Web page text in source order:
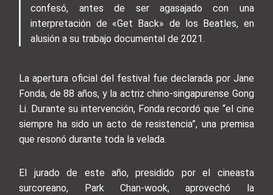
confesó, antes de ser agasajado con una
interpretación de «Get Back» de los Beatles, en
alusión a su trabajo documental de 2021.
La apertura oficial del festival fue declarada por Jane
Fonda, de 88 años, y la actriz chino-singapurense Gong
Li. Durante su intervención, Fonda recordó que “el cine
siempre ha sido un acto de resistencia”, una premisa
que resonó durante toda la velada.
El jurado de este año, presidido por el cineasta
surcoreano, Park Chan-wook, aprovechó la